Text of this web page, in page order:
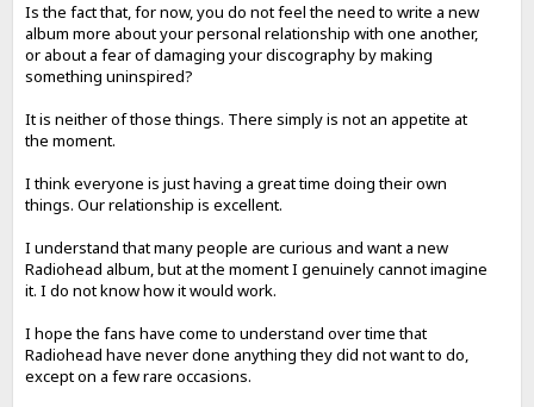
Is the fact that, for now, you do not feel the need to write a new
album more about your personal relationship with one another,
or about a fear of damaging your discography by making
something uninspired?
It is neither of those things. There simply is not an appetite at
the moment.
I think everyone is just having a great time doing their own
things. Our relationship is excellent.
I understand that many people are curious and want a new
Radiohead album, but at the moment I genuinely cannot imagine
it. I do not know how it would work.
I hope the fans have come to understand over time that
Radiohead have never done anything they did not want to do,
except on a few rare occasions.